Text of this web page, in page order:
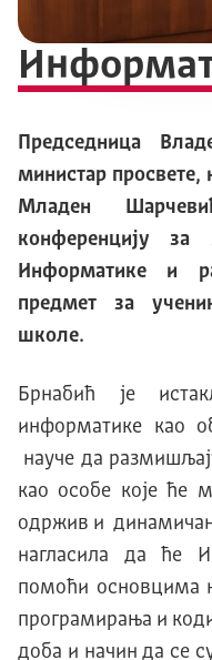
Председница
министар просвете,
Младен
конференцију за
Информатике и
предмет за
школе.
Брнабић је
информатике као
науче да
као особе које ће
одржив и динамичан
нагласила да ће
помоћи основцима
програмирања и
доба и начин да се